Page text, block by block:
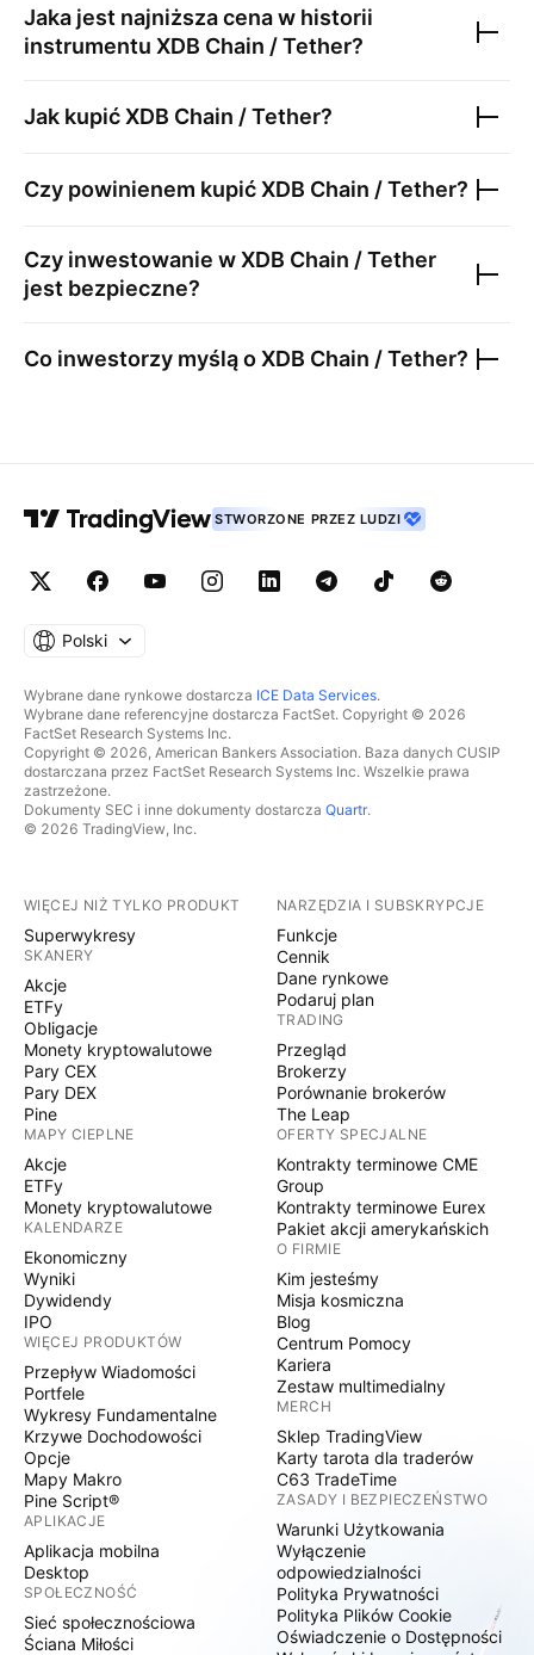
Jaka jest najniższa cena w historii
instrumentu XDB Chain / Tether?
Jak kupićXDB Chain / Tether?
Czy powinienem kupićXDB Chain / Tether?
Czy inwestowanie wXDB Chain / Tether
jest bezpieczne?
Co inwestorzy myślą oXDB Chain / Tether?
STWORZONE PRZEZ LUDZI
Polski
Wybrane dane rynkowe dostarcza ICE Data Services.
Wybrane dane referencyjne dostarcza FactSet. Copyright © 2026
FactSet Research Systems Inc.
Copyright © 2026, American Bankers Association. Baza danych CUSIP
dostarczana przez FactSet Research Systems Inc. Wszelkie prawa
zastrzeżone.
Dokumenty SEC i inne dokumenty dostarcza Quartr.
© 2026 TradingView, Inc.
WIĘCEJ NIŻ TYLKO PRODUKT
Superwykresy
SKANERY
Akcje
ETFy
Obligacje
Monety kryptowalutowe
Pary CEX
Pary DEX
Pine
MAPY CIEPLNE
Akcje
ETFy
Monety kryptowalutowe
KALENDARZE
Ekonomiczny
Wyniki
Dywidendy
IPO
WIĘCEJ PRODUKTÓW
Przepływ Wiadomości
Portfele
Wykresy Fundamentalne
Krzywe Dochodowości
Opcje
Mapy Makro
Pine Script®
APLIKACJE
Aplikacja mobilna
Desktop
SPOŁECZNOŚĆ
Sieć społecznościowa
Ściana Miłości
NARZĘDZIA I SUBSKRYPCJE
Funkcje
Cennik
Dane rynkowe
Podaruj plan
TRADING
Przegląd
Brokerzy
Porównanie brokerów
The Leap
OFERTY SPECJALNE
Kontrakty terminowe CME
Group
Kontrakty terminowe Eurex
Pakiet akcji amerykańskich
O FIRMIE
Kim jesteśmy
Misja kosmiczna
Blog
Centrum Pomocy
Kariera
Zestaw multimedialny
MERCH
Sklep TradingView
Karty tarota dla traderów
C63 TradeTime
ZASADY I BEZPIECZEŃSTWO
Warunki Użytkowania
Wyłączenie
odpowiedzialności
Polityka Prywatności
Polityka Plików Cookie
Oświadczenie o Dostępności